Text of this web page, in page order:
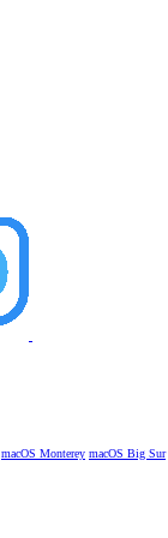
macOS Monterey macOS Big Sur